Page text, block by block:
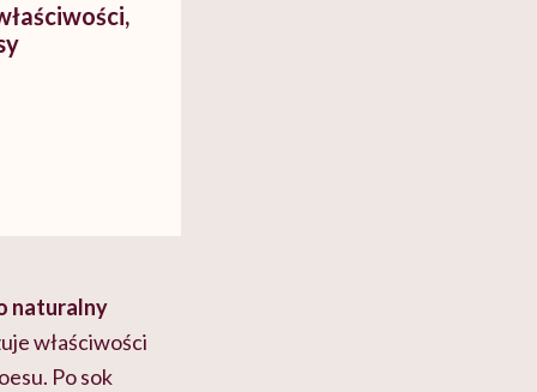
naturalny
właściwości
Po sok